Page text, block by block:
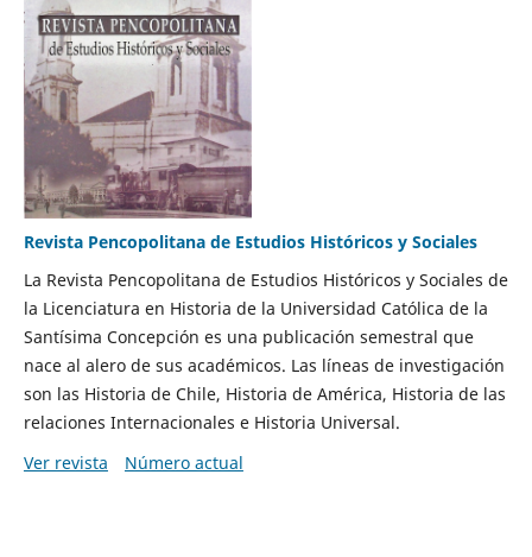
Revista Pencopolitana de Estudios Históricos y Sociales
La Revista Pencopolitana de Estudios Históricos y Sociales de
la Licenciatura en Historia de la Universidad Católica de la
Santísima Concepción es una publicación semestral que
nace al alero de sus académicos. Las líneas de investigación
son las Historia de Chile, Historia de América, Historia de las
relaciones Internacionales e Historia Universal.
Ver revista
Número actual